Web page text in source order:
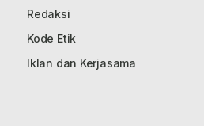
Redaksi
Kode Etik
Iklan dan Kerjasama